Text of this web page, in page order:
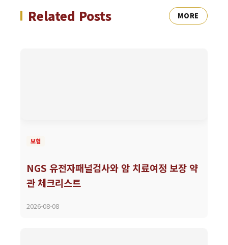
Related Posts MORE
보험
NGS 유전자패널검사와 암 치료여정 보장 약
관 체크리스트
2026-08-08